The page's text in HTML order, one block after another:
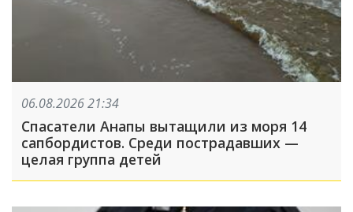
06.08.2026 21:34
Спасатели Анапы вытащили из моря 14
сапбордистов. Среди пострадавших —
целая группа детей